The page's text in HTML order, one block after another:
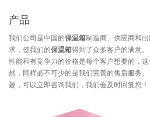
产品
我们公司是中国的保温箱制造商、供应商和
求，使我们的保温箱得到了众多客户的满意
性能和有竞争力的价格是每个客户想要的，
然，同样必不可少的是我们完善的售后服务
趣，可以立即咨询我们，我们会及时回复您！